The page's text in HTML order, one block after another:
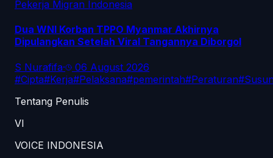
Pekerja Migran Indonesia
Dua WNI Korban TPPO Myanmar Akhirnya
Dipulangkan Setelah Viral Tangannya Diborgol
S Nurafifa·
06 August 2026
#Cipta#Kerja#Pelaksana#pemerintah#Peraturan#
Tentang Penulis
VI
VOICE INDONESIA